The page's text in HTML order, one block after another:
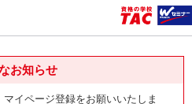
お知らせ
イページ登録をお願いいたしま